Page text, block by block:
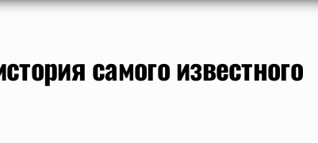
самого известного